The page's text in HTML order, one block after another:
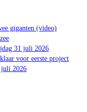
giganten (video)
31 juli 2026
voor eerste project
juli 2026